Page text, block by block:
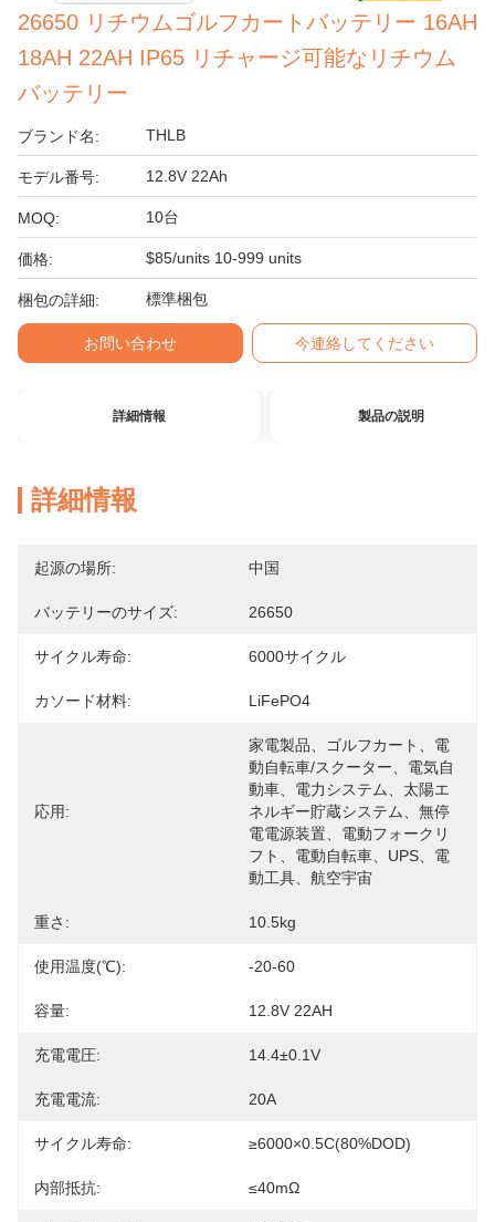
26650 リチウムゴルフカートバッテリー 16AH
18AH 22AH IP65 リチャージ可能なリチウム
バッテリー
ブランド名: THLB
モデル番号: 12.8V 22Ah
MOQ: 10台
価格: $85/units 10-999 units
梱包の詳細: 標準梱包
お問い合わせ 今連絡してください
詳細情報 製品の説明
詳細情報
起源の場所: 中国
バッテリーのサイズ: 26650
サイクル寿命: 6000サイクル
カソード材料: LiFePO4
応用:
家電製品、ゴルフカート、電
動自転車/スクーター、電気自
動車、電力システム、太陽エ
ネルギー貯蔵システム、無停
電電源装置、電動フォークリ
フト、電動自転車、UPS、電
動工具、航空宇宙
重さ: 10.5kg
使用温度(℃): -20-60
容量: 12.8V 22AH
充電電圧: 14.4±0.1V
充電電流: 20A
サイクル寿命: ≥6000×0.5C(80%DOD)
内部抵抗: ≤40mΩ